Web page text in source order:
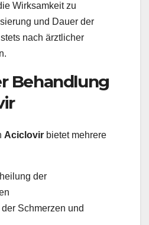
Wirksamkeit zu
und Dauer der
nach ärztlicher
Behandlung
Aciclovir bietet mehrere
der
Schmerzen und